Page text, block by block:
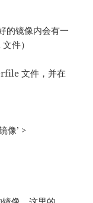
的镜像内会有一
件）
文件，并在
像’ >